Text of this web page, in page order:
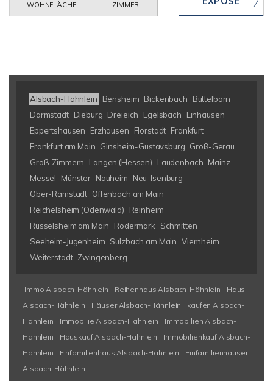
WOHNFLÄCHE
ZIMMER
Alsbach-Hähnlein Bensheim Bickenbach
Büttelborn
Darmstadt Dieburg Dreieich Egelsbach
Einhausen
Eppertshausen
Erzhausen Florstadt Frankfurt
Frankfurt am Main Ginsheim-Gustavsburg Groß-Gerau
Groß-Zimmern
Langen (Hessen) Laudenbach Mainz
Messel
Münster Nauheim
Neu-Isenburg
Ober-Ramstadt Offenbach am Main
Reichelsheim (Odenwald)
Reinheim
Rüsselsheim am Main
Rödermark
Schmitten
Seeheim-Jugenheim Sulzbach am Main Viernheim
Weiterstadt Zwingenberg
Immo Alsbach-Hähnlein Reihenhaus Alsbach-Hähnlein
Haus
Alsbach-Hähnlein
Häuser Alsbach-Hähnlein
kaufen Alsbach-
Hähnlein
Immobilie Alsbach-Hähnlein
Immobilien Alsbach-
Hähnlein
Hauskauf Alsbach-Hähnlein
Immobilienkauf Alsbach-
Hähnlein
Einfamilienhaus Alsbach-Hähnlein
Einfamilienhäuser
Alsbach-Hähnlein